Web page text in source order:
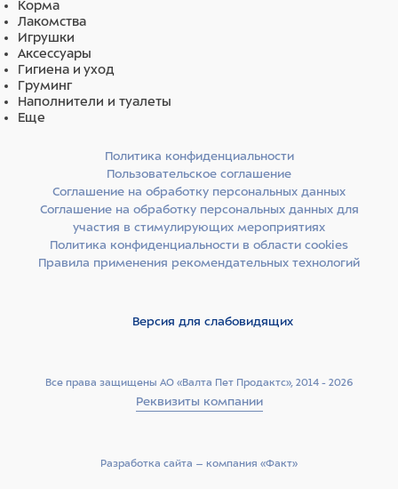
Корма
Лакомства
Игрушки
Аксессуары
Гигиена и уход
Груминг
Наполнители и туалеты
Еще
Все права защищены АО «Валта Пет Продактс», 2014 - 2026
Реквизиты компании
Политика конфиденциальности
Пользовательское соглашение
Соглашение на обработку персональных данных
Соглашение на обработку персональных данных для
участия в стимулирующих мероприятиях
Политика конфиденциальности в области cookies
Правила применения рекомендательных технологий
Версия для слабовидящих
Разработка сайта –­ компания «Факт»